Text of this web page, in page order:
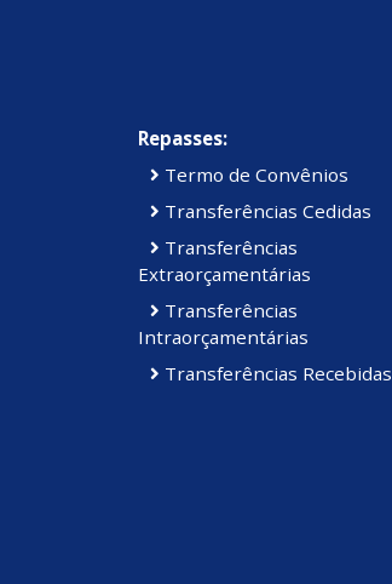
Repasses:
Termo de Convênios
Transferências Cedidas
Transferências
Extraorçamentárias
Transferências
Intraorçamentárias
Transferências Recebidas